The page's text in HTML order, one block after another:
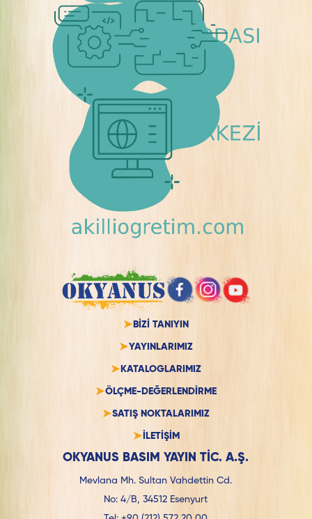
BİZİ TANIYIN
YAYINLARIMIZ
KATALOGLARIMIZ
ÖLÇME-DEĞERLENDİRME
SATIŞ NOKTALARIMIZ
İLETİŞİM
OKYANUS BASIM YAYIN TİC. A.Ş.
Mevlana Mh. Sultan Vahdettin Cd.
No: 4/B, 34512 Esenyurt